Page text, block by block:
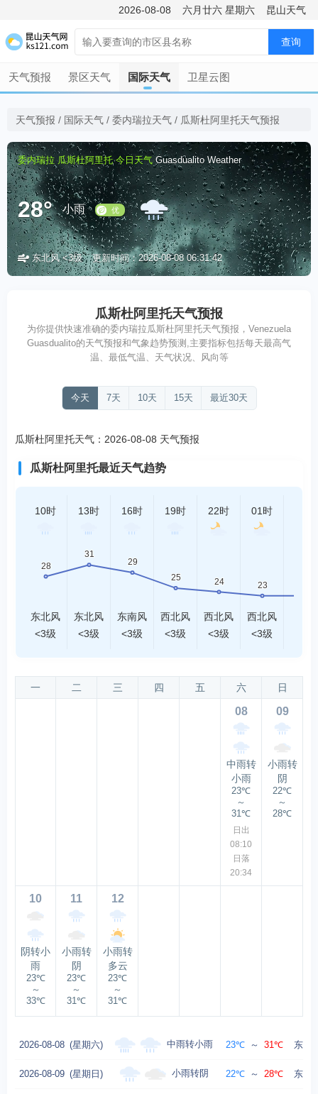
2026-08-08 六月廿六 星期六 昆山天气
查询
天气预报 景区天气 国际天气 卫星云图
天气预报 / 国际天气 / 委内瑞拉天气 / 瓜斯杜阿里托天气预报
委内瑞拉 瓜斯杜阿里托 今日天气 Guasdualito Weather
28° 小雨
优
东北风 <3级 更新时间：2026-08-08 06:31:42
瓜斯杜阿里托天气预报
为你提供快速准确的委内瑞拉瓜斯杜阿里托天气预报，Venezuela
Guasdualito的天气预报和气象趋势预测,主要指标包括每天最高气
温、最低气温、天气状况、风向等
今天 7天 10天 15天 最近30天
瓜斯杜阿里托天气：2026-08-08 天气预报
瓜斯杜阿里托最近天气趋势
10时
东北风
<3级
13时
东北风
<3级
16时
东南风
<3级
19时
西北风
<3级
22时
西北风
<3级
01时
西北风
<3级
一 二 三 四 五 六 日
08
中雨转
小雨
23℃
～
31℃
日出
08:10
日落
20:34
09
小雨转
阴
22℃
～
28℃
10
阴转小
雨
23℃
～
33℃
11
小雨转
阴
23℃
～
31℃
12
小雨转
多云
23℃
～
31℃
2026-08-08 (星期六) 中雨转小雨 23℃ ～ 31℃ 东北
2026-08-09 (星期日) 小雨转阴 22℃ ～ 28℃ 东北